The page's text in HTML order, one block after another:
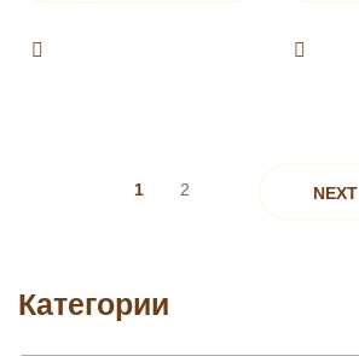
1 2 NEXT
Категории